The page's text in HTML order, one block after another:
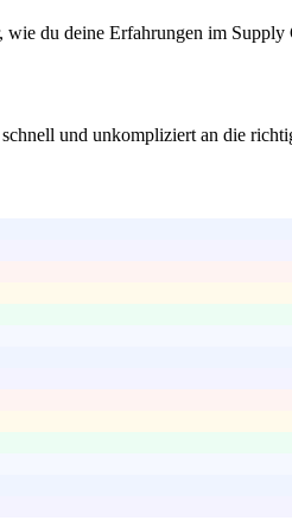
du deine Erfahrungen im Supply
und unkompliziert an die